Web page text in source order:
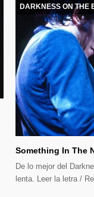
DARKNESS ON THE
Something In The
De lo mejor del
lenta. Leer la letra /